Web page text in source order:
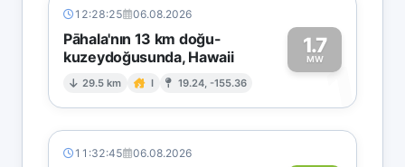
12:28:25 06.08.2026
Pāhala'nın 13 km doğu-
kuzeydoğusunda, Hawaii
29.5 km I 19.24, -155.36
1.7
MW1
11:32:45 06.08.2026